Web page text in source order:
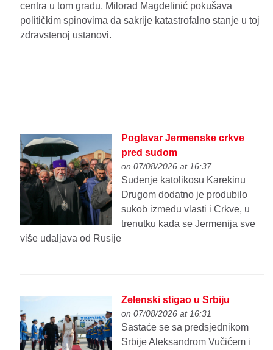
centra u tom gradu, Milorad Magdelinić pokušava
političkim spinovima da sakrije katastrofalno stanje u toj
zdravstenoj ustanovi.
Poglavar Jermenske crkve
pred sudom
on 07/08/2026 at 16:37
Suđenje katolikosu Karekinu
Drugom dodatno je produbilo
sukob između vlasti i Crkve, u
trenutku kada se Jermenija sve
više udaljava od Rusije
Zelenski stigao u Srbiju
on 07/08/2026 at 16:31
Sastaće se sa predsjednikom
Srbije Aleksandrom Vučićem i